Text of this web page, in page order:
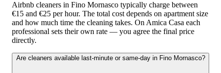
Airbnb cleaners in Fino Mornasco typically charge between
€15 and €25 per hour. The total cost depends on apartment size
and how much time the cleaning takes. On Amica Casa each
professional sets their own rate — you agree the final price
directly.
Are cleaners available last-minute or same-day in Fino Mornasco?